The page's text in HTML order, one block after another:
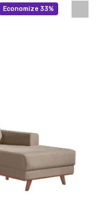
Economize 33%